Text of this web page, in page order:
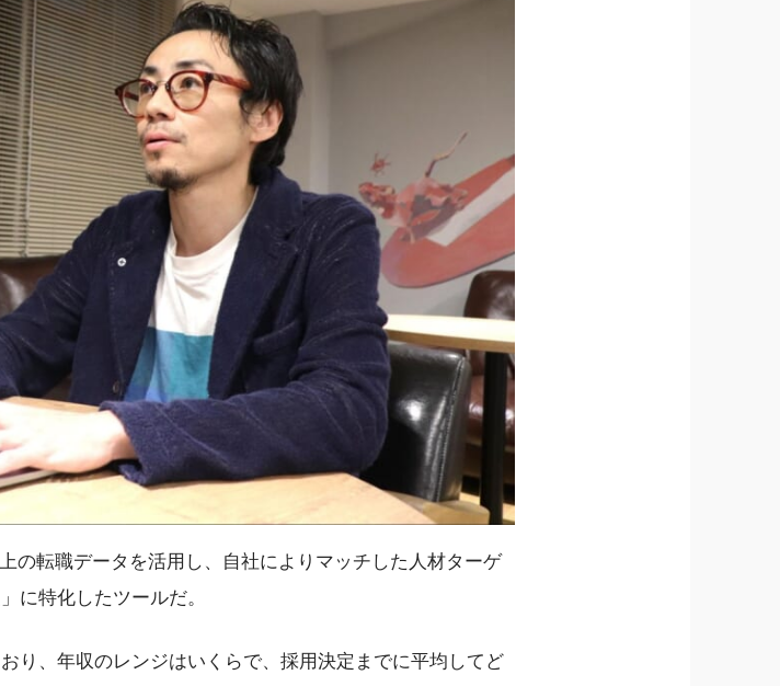
の転職データを活用し、自社によりマッチした人材ターゲ
に特化したツールだ。
り、年収のレンジはいくらで、採用決定までに平均してど